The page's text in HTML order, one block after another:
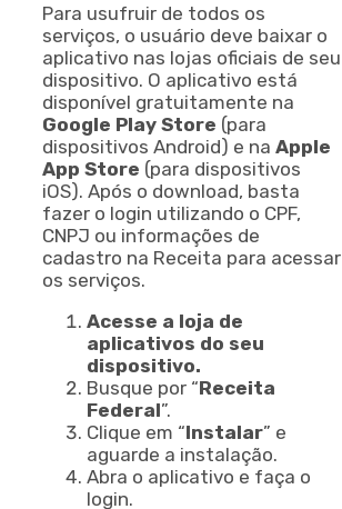
Para usufruir de todos os
serviços, o usuário deve baixar o
aplicativo nas lojas oficiais de seu
dispositivo. O aplicativo está
disponível gratuitamente na
Google Play Store (para
dispositivos Android) e na Apple
App Store (para dispositivos
iOS). Após o download, basta
fazer o login utilizando o CPF,
CNPJ ou informações de
cadastro na Receita para acessar
os serviços.
Acesse a loja de
aplicativos do seu
dispositivo.
Busque por “Receita
Federal”.
Clique em “Instalar” e
aguarde a instalação.
Abra o aplicativo e faça o
login.